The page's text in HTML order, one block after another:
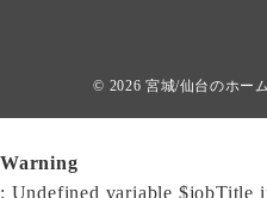
© 2026 宮城/仙台のホー
Warning
: Undefined variable $jobTitle